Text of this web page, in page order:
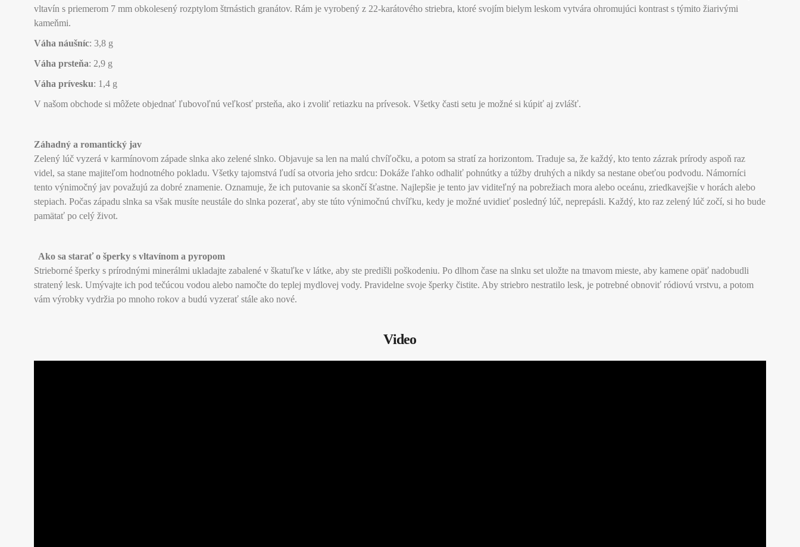
vltavín s priemerom 7 mm obkolesený rozptylom štrnástich granátov. Rám je vyrobený z 22-karátového striebra, ktoré svojím bielym leskom vytvára ohromujúci kontrast s týmito žiarivými
kameňmi.
Váha náušníc: 3,8 g
Váha prsteňa: 2,9 g
Váha prívesku: 1,4 g
V našom obchode si môžete objednať ľubovoľnú veľkosť prsteňa, ako i zvoliť retiazku na prívesok. Všetky časti setu je možné si kúpiť aj zvlášť.
Záhadný a romantický jav
Zelený lúč vyzerá v karmínovom západe slnka ako zelené slnko. Objavuje sa len na malú chvíľočku, a potom sa stratí za horizontom. Traduje sa, že každý, kto tento zázrak prírody aspoň raz
videl, sa stane majiteľom hodnotného pokladu. Všetky tajomstvá ľudí sa otvoria jeho srdcu: Dokáže ľahko odhaliť pohnútky a túžby druhých a nikdy sa nestane obeťou podvodu. Námorníci
tento výnimočný jav považujú za dobré znamenie. Oznamuje, že ich putovanie sa skončí šťastne. Najlepšie je tento jav viditeľný na pobrežiach mora alebo oceánu, zriedkavejšie v horách alebo
stepiach. Počas západu slnka sa však musíte neustále do slnka pozerať, aby ste túto výnimočnú chvíľku, kedy je možné uvidieť posledný lúč, neprepásli. Každý, kto raz zelený lúč zočí, si ho bude
pamätať po celý život.
Ako sa starať o šperky s vltavínom a pyropom
Strieborné šperky s prírodnými minerálmi ukladajte zabalené v škatuľke v látke, aby ste predišli poškodeniu. Po dlhom čase na slnku set uložte na tmavom mieste, aby kamene opäť nadobudli
stratený lesk. Umývajte ich pod tečúcou vodou alebo namočte do teplej mydlovej vody. Pravidelne svoje šperky čistite. Aby striebro nestratilo lesk, je potrebné obnoviť ródiovú vrstvu, a potom
vám výrobky vydržia po mnoho rokov a budú vyzerať stále ako nové.
Video